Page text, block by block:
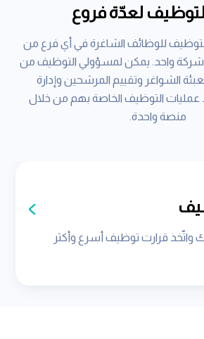
التوظيف لعدّة فروع
للوظائف الشاغرة في أي فرع من
واحد. يمكن لمسؤولي التوظيف من
الشواغر وتقييم المرشحين وإدارة
عمليات التوظيف الخاصة بهم من خلال
منصة واحدة.
واتّخذ قرارت توظيف أسرع وأكثر